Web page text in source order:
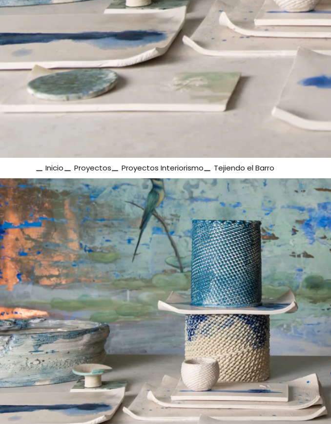
Inicio Proyectos Proyectos Interiorismo Tejiendo el Barro